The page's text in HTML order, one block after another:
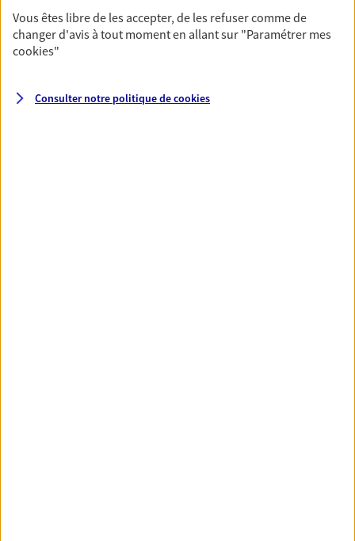
Pour un avenir serein, assurez-vous avec notre
contrat prévoyance. Préservez vos proches en cas
d'accident ou de maladie en optant pour les
garanties incapacité temporaire totale de travail,
Découvrir l'offre Prévoyance
Vous êtes libre de les accepter, de les refuser comme de
changer d'avis à tout moment en allant sur "Paramétrer mes
cookies"
Consulter notre politique decookies